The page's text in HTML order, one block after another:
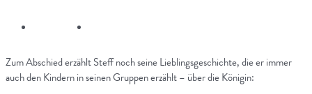
Zum Abschied erzählt Steff noch seine Lieblingsgeschichte, die er immer
auch den Kindern in seinen Gruppen erzählt – über die Königin: